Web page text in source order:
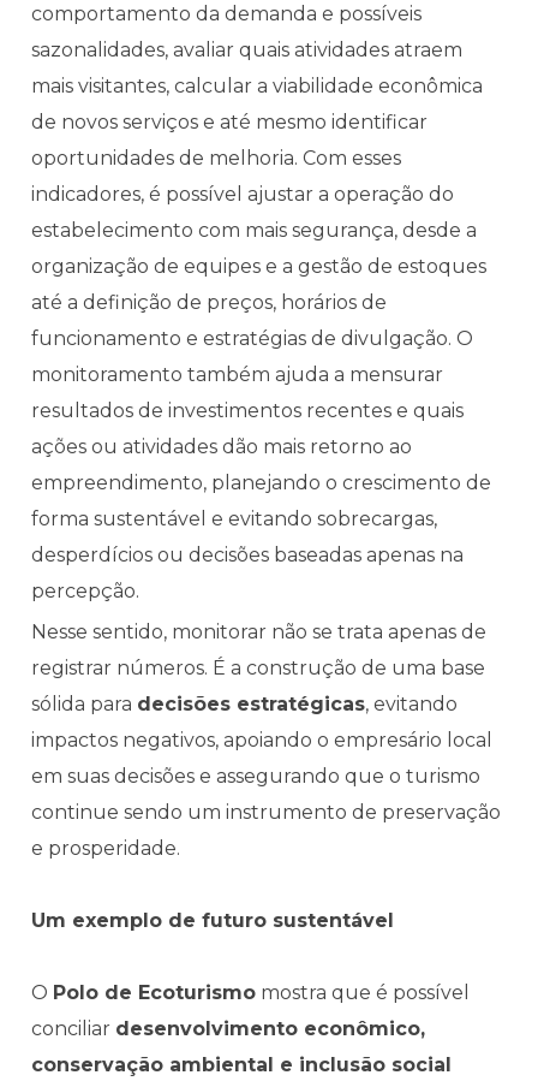
comportamento da demanda e possíveis
sazonalidades, avaliar quais atividades atraem
mais visitantes, calcular a viabilidade econômica
de novos serviços e até mesmo identificar
oportunidades de melhoria. Com esses
indicadores, é possível ajustar a operação do
estabelecimento com mais segurança, desde a
organização de equipes e a gestão de estoques
até a definição de preços, horários de
funcionamento e estratégias de divulgação. O
monitoramento também ajuda a mensurar
resultados de investimentos recentes e quais
ações ou atividades dão mais retorno ao
empreendimento, planejando o crescimento de
forma sustentável e evitando sobrecargas,
desperdícios ou decisões baseadas apenas na
percepção.
Nesse sentido, monitorar não se trata apenas de
registrar números. É a construção de uma base
sólida para decisões estratégicas, evitando
impactos negativos, apoiando o empresário local
em suas decisões e assegurando que o turismo
continue sendo um instrumento de preservação
e prosperidade.
Um exemplo de futuro sustentável
O Polo de Ecoturismo mostra que é possível
conciliar desenvolvimento econômico,
conservação ambiental e inclusão social